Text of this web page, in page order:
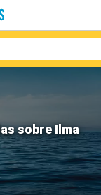
sobre Ilma
Compañías